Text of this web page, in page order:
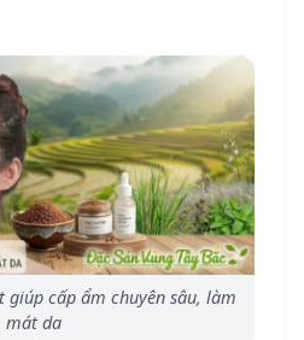
cấp ẩm chuyên sâu, làm
mát da